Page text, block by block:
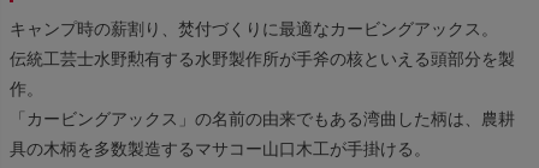
キャンプ時の薪割り、焚付づくりに最適なカービングアックス。
伝統工芸士水野勲有する水野製作所が手斧の核といえる頭部分を製
作。
「カービングアックス」の名前の由来でもある湾曲した柄は、農耕
具の木柄を多数製造するマサコー山口木工が手掛ける。